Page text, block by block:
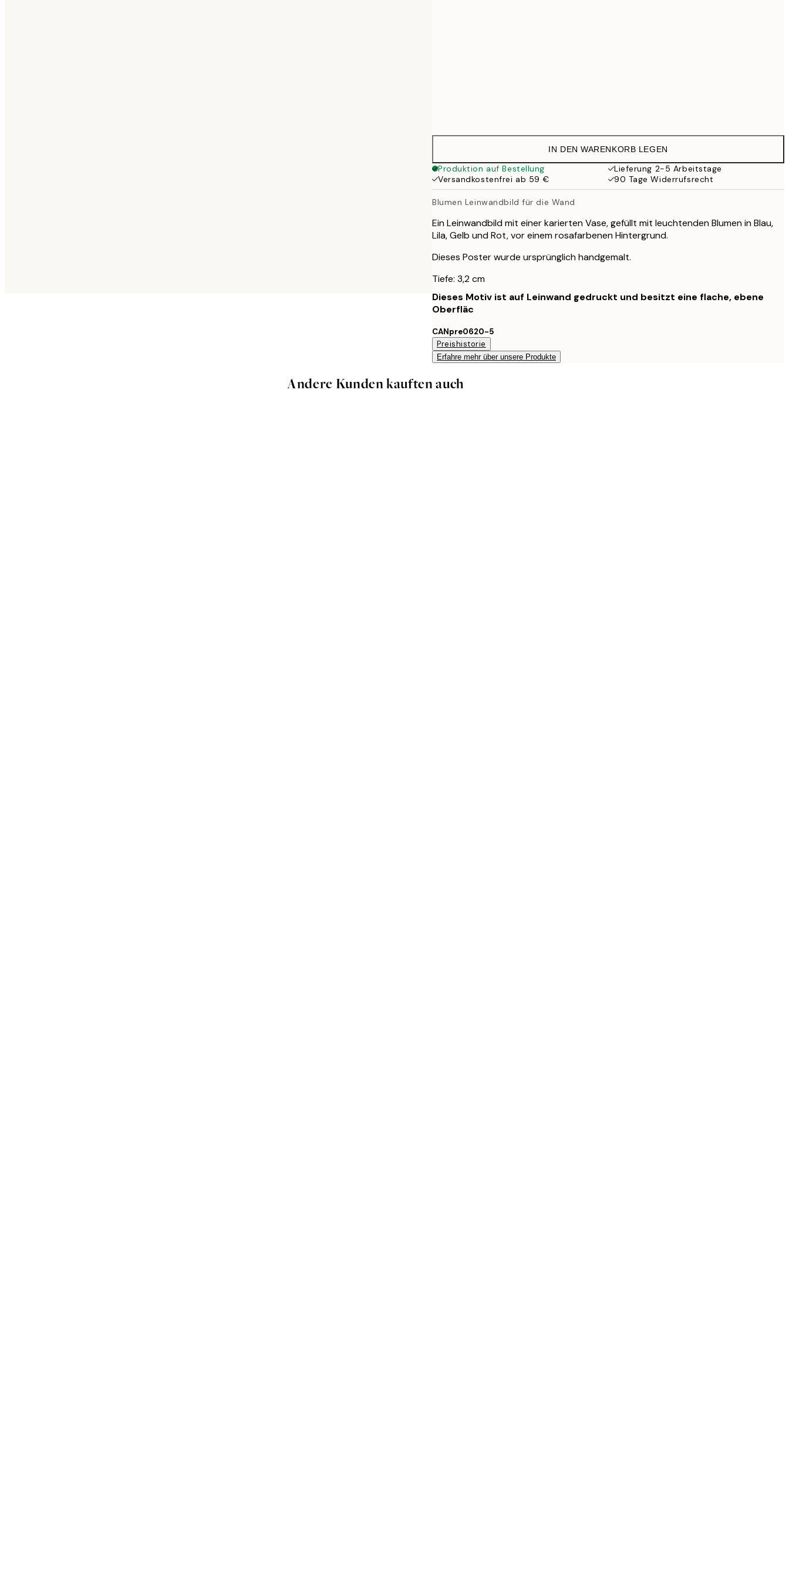
IN DEN WARENKORB LEGEN
Produktion auf Bestellung
Lieferung 2-5 Arbeitstage
Versandkostenfrei ab 59 €
90 Tage Widerrufsrecht
Blumen Leinwandbild für die Wand
Ein Leinwandbild mit einer karierten Vase, gefüllt mit leuchtenden Blumen in Blau,
Lila, Gelb und Rot, vor einem rosafarbenen Hintergrund.
Dieses Poster wurde ursprünglich handgemalt.
Tiefe: 3,2 cm
Dieses Motiv ist auf Leinwand gedruckt und besitzt eine flache, ebene
Oberfläc
CANpre0620-5
Preishistorie
Erfahre mehr über unsere Produkte
Andere Kunden kauften auch